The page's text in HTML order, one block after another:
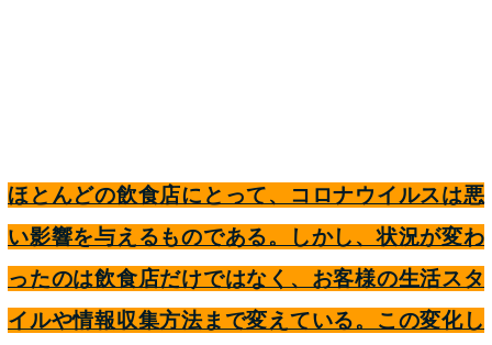
ほとんどの飲食店にとって、コロナウイルスは悪
い影響を与えるものである。しかし、状況が変わ
ったのは飲食店だけではなく、お客様の生活スタ
イルや情報収集方法まで変えている。この変化し